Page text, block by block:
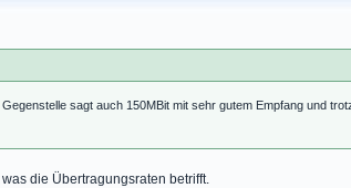
sagt auch 150MBit mit sehr gutem Empfang und
die Übertragungsraten betrifft.